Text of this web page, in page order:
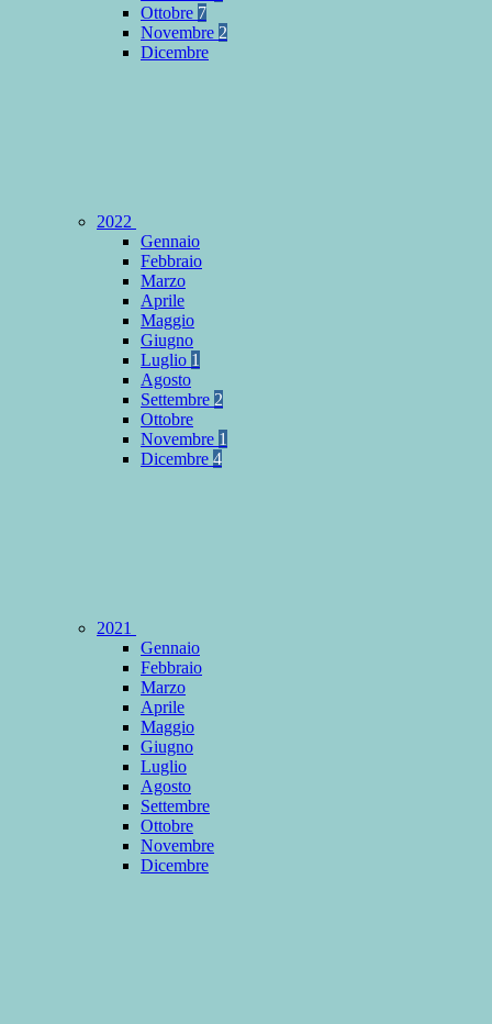
Ottobre 7
Novembre 2
Dicembre
2022
Gennaio
Febbraio
Marzo
Aprile
Maggio
Giugno
Luglio 1
Agosto
Settembre 2
Ottobre
Novembre 1
Dicembre 4
2021
Gennaio
Febbraio
Marzo
Aprile
Maggio
Giugno
Luglio
Agosto
Settembre
Ottobre
Novembre
Dicembre